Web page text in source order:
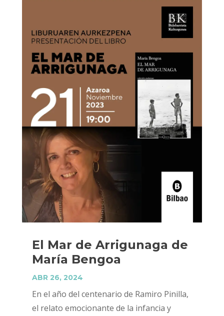
El Mar de Arrigunaga de
María Bengoa
ABR 26, 2024
En el año del centenario de Ramiro Pinilla,
el relato emocionante de la infancia y